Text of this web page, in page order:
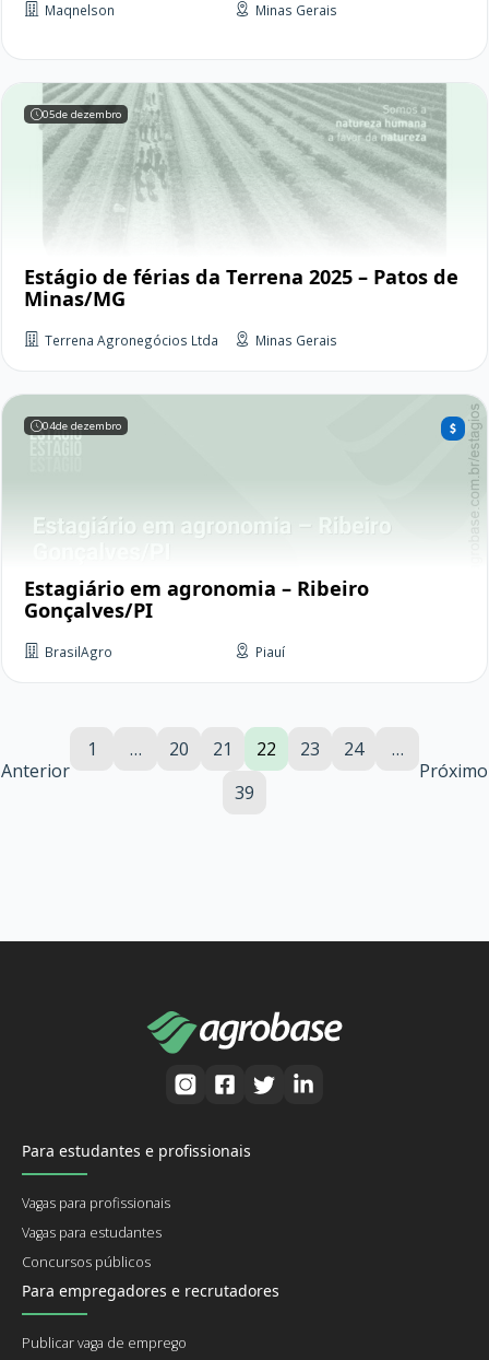
Maqnelson Minas Gerais
05de dezembro
Estágio de férias da Terrena 2025 – Patos de
Minas/MG
Terrena Agronegócios Ltda Minas Gerais
04de dezembro
Estagiário em agronomia – Ribeiro
Gonçalves/PI
BrasilAgro Piauí
Anterior
1 … 20 21 22 23 24
…
39
Próximo
Para estudantes e profissionais
Vagas para profissionais
Vagas para estudantes
Concursos públicos
Para empregadores e recrutadores
Publicar vaga de emprego